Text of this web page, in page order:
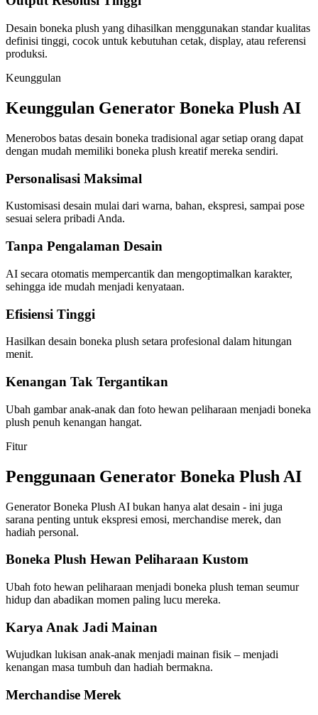
Desain boneka plush yang dihasilkan menggunakan standar kualitas
definisi tinggi, cocok untuk kebutuhan cetak, display, atau referensi
produksi.
Keunggulan
Keunggulan Generator Boneka Plush AI
Menerobos batas desain boneka tradisional agar setiap orang dapat
dengan mudah memiliki boneka plush kreatif mereka sendiri.
Personalisasi Maksimal
Kustomisasi desain mulai dari warna, bahan, ekspresi, sampai pose
sesuai selera pribadi Anda.
Tanpa Pengalaman Desain
AI secara otomatis mempercantik dan mengoptimalkan karakter,
sehingga ide mudah menjadi kenyataan.
Efisiensi Tinggi
Hasilkan desain boneka plush setara profesional dalam hitungan
menit.
Kenangan Tak Tergantikan
Ubah gambar anak-anak dan foto hewan peliharaan menjadi boneka
plush penuh kenangan hangat.
Fitur
Penggunaan Generator Boneka Plush AI
Generator Boneka Plush AI bukan hanya alat desain - ini juga
sarana penting untuk ekspresi emosi, merchandise merek, dan
hadiah personal.
Boneka Plush Hewan Peliharaan Kustom
Ubah foto hewan peliharaan menjadi boneka plush teman seumur
hidup dan abadikan momen paling lucu mereka.
Karya Anak Jadi Mainan
Wujudkan lukisan anak-anak menjadi mainan fisik – menjadi
kenangan masa tumbuh dan hadiah bermakna.
Merchandise Merek